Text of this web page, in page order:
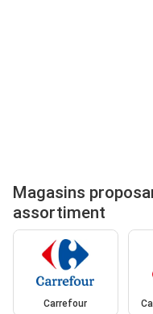
Magasins
assortiment
Carrefour